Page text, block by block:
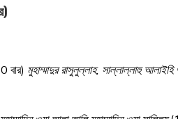
বার) মুহাম্মাদুর রাসুলুল্লাহ, সাল্লাল্লাহু